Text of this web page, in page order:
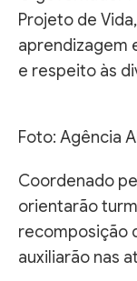
Projeto de
aprendizagem
e respeito às
Foto: Agência
Coordenado
orientarão
recomposição
auxiliarão nas